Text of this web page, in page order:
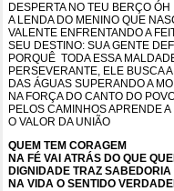
DESPERTA NO TEU BERÇO
A LENDA DO MENINO QUE
VALENTE ENFRENTANDO A
SEU DESTINO: SUA GENTE
PORQUÊ TODA ESSA
PERSEVERANTE, ELE BUSCA
DAS ÁGUAS SUPERANDO A
NA FORÇA DO CANTO DO
PELOS CAMINHOS APRENDE A
O VALOR DA UNIÃO
QUEM TEM CORAGEM
NA FÉ VAI ATRÁS DO QUE
DIGNIDADE TRAZ
NA VIDA O SENTIDO